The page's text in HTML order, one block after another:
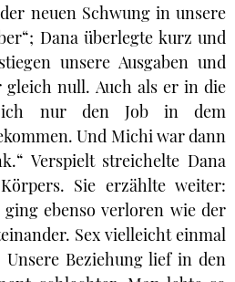
neuen Schwung in unsere
Dana überlegte kurz und
unsere Ausgaben und
null. Auch als er in die
ich nur den Job in dem
Und Michi war dann
Verspielt streichelte Dana
Sie erzählte weiter:
ging ebenso verloren wie der
Sex vielleicht einmal
Beziehung lief in den